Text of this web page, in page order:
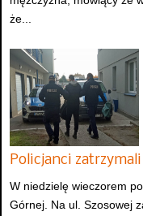
że...
Policjanci
W niedzielę wieczorem
Górnej. Na ul. Szosowej